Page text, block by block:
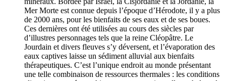
Mer Morte est connue depuis l’époque d’Hérodote, il y a plus
de 2000 ans, pour les bienfaits de ses eaux et de ses boues.
Ces dernières ont été utilisées au cours des siècles par
d’illustres personnages tels que la reine Cléopâtre. Le
Jourdain et divers fleuves s’y déversent, et l’évaporation des
eaux captives laisse un sédiment alluvial aux bienfaits
thérapeutiques. C’est l’unique endroit au monde présentant
une telle combinaison de ressources thermales : les conditions